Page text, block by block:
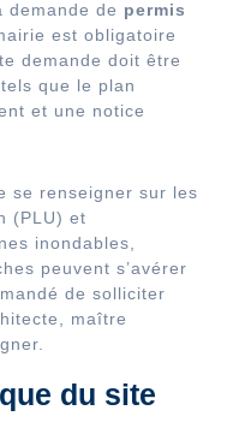
demande de permis
est obligatoire
demande doit être
que le plan
et une notice
se renseigner sur les
(PLU) et
inondables,
peuvent s’avérer
de solliciter
maître
du site